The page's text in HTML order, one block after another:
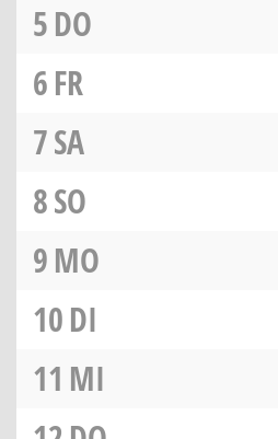
5DO
6FR
7SA
8SO
9MO
10DI
11 MI